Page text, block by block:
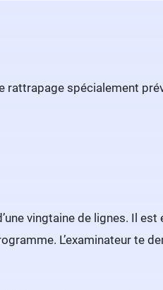
spécialement
vingtaine de lignes. Il est
L’examinateur te